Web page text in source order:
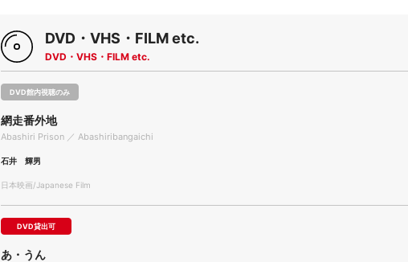
DVD・VHS・FILM etc.
DVD・VHS・FILM etc.
DVD館内視聴のみ
網走番外地
Abashiri Prison ／ Abashiribangaichi
石井 輝男
日本映画/Japanese Film
DVD貸出可
あ・うん